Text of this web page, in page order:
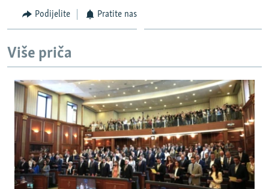
Podijelite Pratite nas
Više priča